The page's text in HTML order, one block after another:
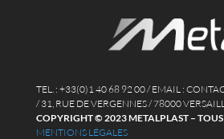
TEL. : +33(0)1 40 68 92 00 / EMAIL :
/ 31, RUE DE VERGENNES / 78000
COPYRIGHT © 2023 METALPLAST – TOUS
MENTIONS LÉGALES